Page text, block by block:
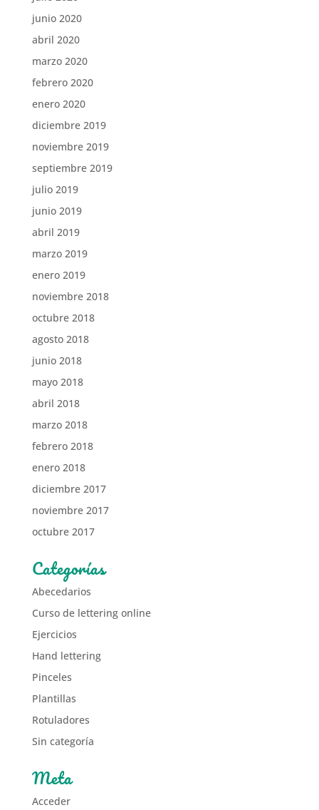
junio 2020
abril 2020
marzo 2020
febrero 2020
enero 2020
diciembre 2019
noviembre 2019
septiembre 2019
julio 2019
junio 2019
abril 2019
marzo 2019
enero 2019
noviembre 2018
octubre 2018
agosto 2018
junio 2018
mayo 2018
abril 2018
marzo 2018
febrero 2018
enero 2018
diciembre 2017
noviembre 2017
octubre 2017
Categorías
Abecedarios
Curso de lettering online
Ejercicios
Hand lettering
Pinceles
Plantillas
Rotuladores
Sin categoría
Meta
Acceder